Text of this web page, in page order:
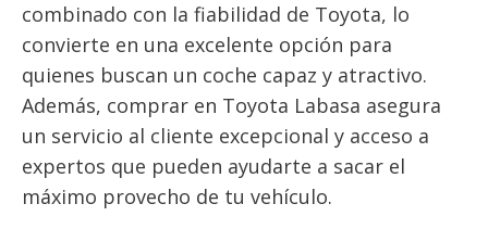
combinado con la fiabilidad de Toyota, lo
convierte en una excelente opción para
quienes buscan un coche capaz y atractivo.
Además, comprar en Toyota Labasa asegura
un servicio al cliente excepcional y acceso a
expertos que pueden ayudarte a sacar el
máximo provecho de tu vehículo.